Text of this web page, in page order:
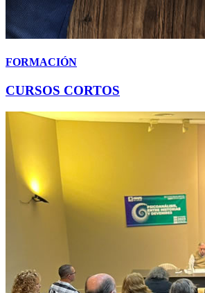
FORMACIÓN
CURSOS CORTOS